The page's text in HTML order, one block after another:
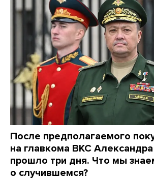
После предполагаемого
на главкома ВКС
прошло три дня. Что мы
о случившемся?